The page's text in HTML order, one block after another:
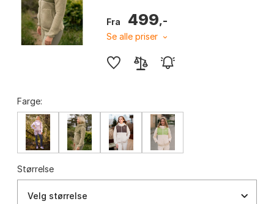
4, Farge 5. Stør...
Fra 499,-
Se alle priser
Farge:
Størrelse
Velg størrelse